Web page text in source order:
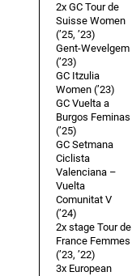
2x GC Tour de
Suisse Women
(’25, ’23)
Gent-Wevelgem
(’23)
GC Itzulia
Women (’23)
GC Vuelta a
Burgos Feminas
(’25)
GC Setmana
Ciclista
Valenciana –
Vuelta
Comunitat V
(’24)
2x stage Tour de
France Femmes
(’23, ’22)
3x European